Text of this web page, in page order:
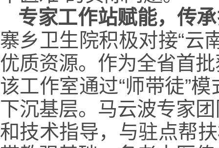
专家工作站赋能，传
寨乡卫生院积极对接“云
优质资源。作为全省首
该工作室通过“师带徒”
下沉基层。马云波专家
和技术指导，与驻点帮